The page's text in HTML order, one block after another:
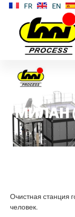
FR EN
МИЛАН
Очистная станция
человек.